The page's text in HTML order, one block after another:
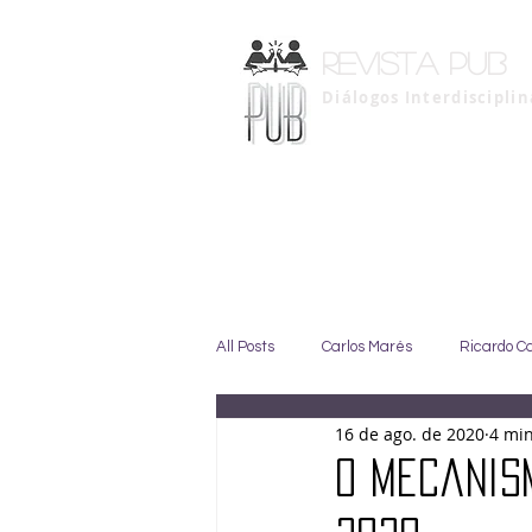
Revista pub
Diálogos
All Posts Carlos Marés Ricardo
Marise Duarte Johny GIffoni
O
16 de ago. de 2020 4